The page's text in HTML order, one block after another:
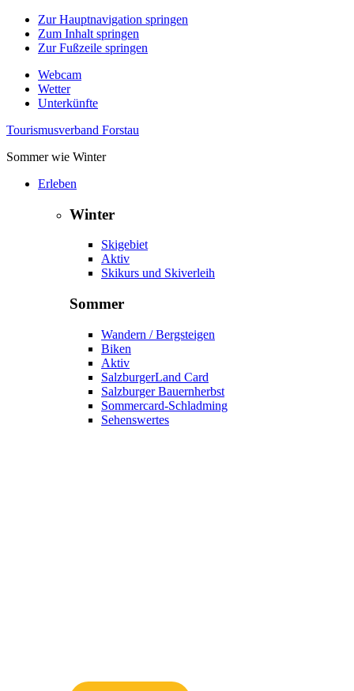
Zur Hauptnavigation springen
Zum Inhalt springen
Zur Fußzeile springen
Webcam
Wetter
Unterkünfte
Tourismusverband Forstau
Sommer wie Winter
Erleben
Winter
Skigebiet
Aktiv
Skikurs und Skiverleih
Sommer
Wandern / Bergsteigen
Biken
Aktiv
SalzburgerLand Card
Salzburger Bauernherbst
Sommercard-Schladming
Sehenswertes